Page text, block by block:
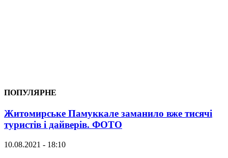
ПОПУЛЯРНЕ
Житомирське Памуккале заманило вже тисячі
туристів і дайверів. ФОТО
10.08.2021 - 18:10